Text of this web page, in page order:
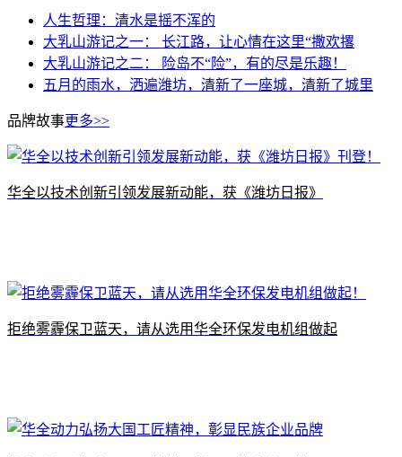
人生哲理：清水是摇不浑的
大乳山游记之一： 长江路，让心情在这里“撒欢撂
大乳山游记之二： 险岛不“险”，有的尽是乐趣！
五月的雨水，洒遍潍坊，清新了一座城，清新了城里
品牌故事更多>>
​华全以技术创新引领发展新动能，获《潍坊日报》
拒绝雾霾保卫蓝天，请从选用华全环保发电机组做起